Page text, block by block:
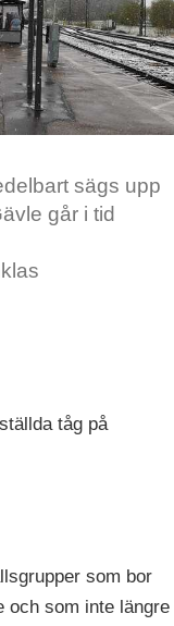
sägs upp
går i tid
tåg på
som bor
och som inte längre